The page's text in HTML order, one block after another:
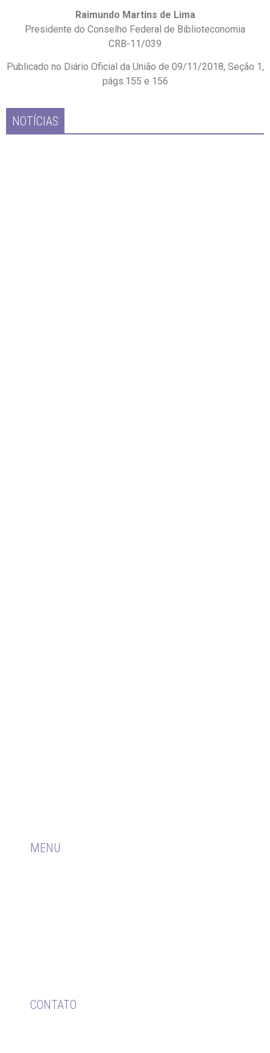
Raimundo Martins de Lima
Presidente do Conselho Federal de Biblioteconomia
CRB-11/039
Publicado no Diário Oficial da União de 09/11/2018, Seção 1,
págs.155 e 156
NOTÍCIAS
MENU
CONTATO